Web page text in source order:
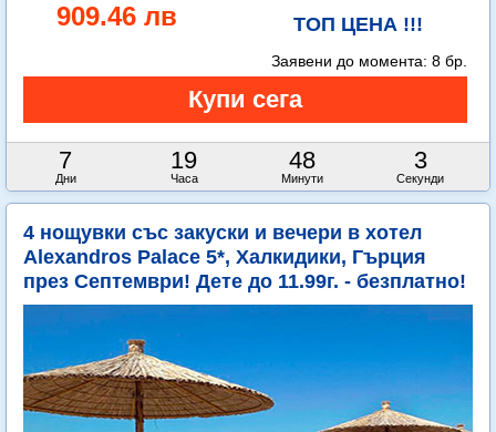
909.46 лв
ТОП ЦЕНА !!!
7
Дни
19
Часа
48
Минути
2
Секунди
Заявени до момента: 8 бр.
4 нощувки със закуски и вечери в хотел
Alexandros Palace 5*, Халкидики, Гърция
през Септември! Дете до 11.99г. - безплатно!